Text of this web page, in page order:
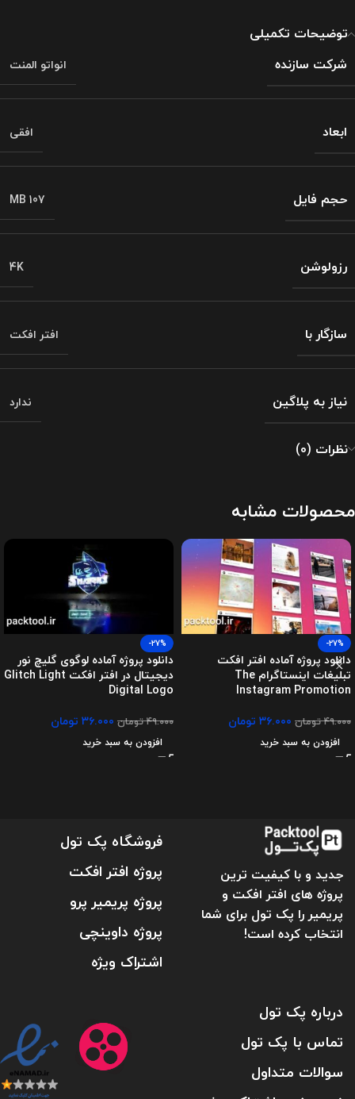
توضیحات تکمیلی
شرکت سازنده
انواتو المنت
ابعاد افقی
حجم فایل MB 107
رزولوشن 4K
سازگار با افتر افکت
نیاز به پلاگین ندارد
نظرات (0)
محصولات مشابه
-27%
دانلود پروژه آماده افتر افکت
تبلیغات اینستاگرام The
Instagram Promotion
۴۹.۰۰۰تومان ۳۶.۰۰۰ تومان
افزودن به سبد خرید
-27%
دانلود پروژه آماده لوگوی گلیچ نور
دیجیتال در افتر افکت Glitch Light
Digital Logo
۴۹.۰۰۰تومان ۳۶.۰۰۰ تومان
افزودن به سبد خرید
جدید و با کیفیت ترین
پروژه های افتر افکت و
پریمیر را پک تول برای شما
انتخاب کرده است!
فروشگاه پک تول
پروژه افتر افکت
پروژه پریمیر پرو
پروژه داوینچی
اشتراک ویژه
درباره پک تول
تماس با پک تول
سوالات متداول